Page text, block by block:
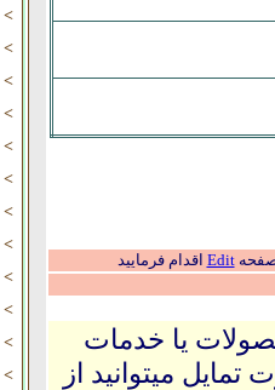
>
>
>
>
>
>
>
>
>
>
>
>
صفحهEdit اقدام فرمایید
یا خدمات
میتوانید از